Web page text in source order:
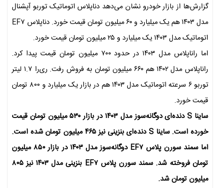
گزارش‌ها از بازار خودرو نشان می‌دهد دناپلاس اتوماتیک توربو آپشنال
مدل ۱۴۰۳ هم یک میلیارد و ۶۰ میلیون تومان قیمت خورد. دناپلاس EF۷
اتوماتیک مدل ۱۴۰۳ یک میلیارد و ۲۵ میلیون تومان قیمت خورد.
اما راناپلاس مدل ۱۴۰۳ در حدود ۷۰۰ میلیون تومان قیمت پیدا کرد.
راناپلاس مدل ۱۴۰۲ هم ۶۶۰ میلیون تومان به فروش رفت. ری‌را ۱.۷ لیتر
توربو ۶ سرعته اتوماتیک مدل ۱۴۰۳ هم در بازار یک میلیارد و ۸۰۰ تومان
قیمت خورد.
ساینا S دنده‌ای دوگانه‌سوز مدل ۱۴۰۳ در بازار ۵۳۰ میلیون تومان قیمت
خورده است. ساینا S دنده‌ای بنزینی نیز ۴۶۵ میلیون تومان شده است.
اما سمند سورن پلاس EF۷ دوگانه‌سوز مدل ۱۴۰۳ در بازار ۸۵۰ میلیون
تومان فروخته شد. سمند سورن پلاس EF۷ بنزینی مدل ۱۴۰۳ نیز ۸۰۵
میلیون تومان شد.